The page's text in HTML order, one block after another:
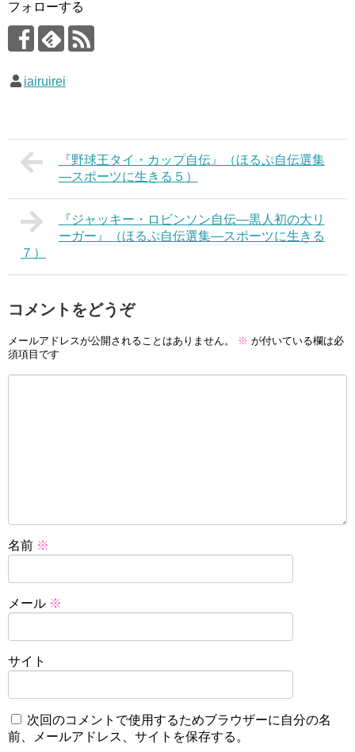
フォローする
iairuirei
『野球王タイ・カップ自伝』（ほるぷ自伝選集
―スポーツに生きる５）
『ジャッキー・ロビンソン自伝―黒人初の大リ
ーガー』（ほるぷ自伝選集―スポーツに生きる
７）
コメントをどうぞ
メールアドレスが公開されることはありません。 ※ が付いている欄は必
須項目です
名前 ※
メール ※
サイト
次回のコメントで使用するためブラウザーに自分の名
前、メールアドレス、サイトを保存する。